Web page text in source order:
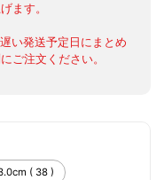
ます。
い発送予定日にまとめ
ご注文ください。
( 38 )